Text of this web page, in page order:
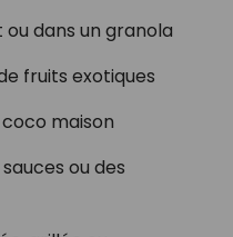
dans un granola
fruits exotiques
maison
ou des